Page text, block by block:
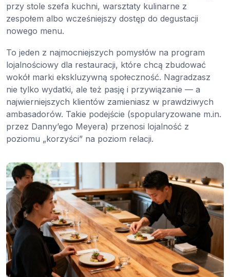
przy stole szefa kuchni, warsztaty kulinarne z
zespołem albo wcześniejszy dostęp do degustacji
nowego menu.
To jeden z najmocniejszych pomysłów na program
lojalnościowy dla restauracji, które chcą zbudować
wokół marki ekskluzywną społeczność. Nagradzasz
nie tylko wydatki, ale też pasję i przywiązanie — a
najwierniejszych klientów zamieniasz w prawdziwych
ambasadorów. Takie podejście (spopularyzowane m.in.
przez Danny’ego Meyera) przenosi lojalność z
poziomu „korzyści” na poziom relacji.